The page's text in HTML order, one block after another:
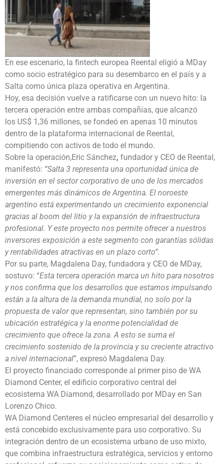
En ese escenario, la fintech europea Reental eligió a MDay
como socio estratégico para su desembarco en el país y a
Salta como única plaza operativa en Argentina.
Hoy, esa decisión vuelve a ratificarse con un nuevo hito: la
tercera operación entre ambas compañías, que alcanzó
los US$ 1,36 millones, se fondeó en apenas 10 minutos
dentro de la plataforma internacional de Reental,
compitiendo con activos de todo el mundo.
Sobre la operación,Eric Sánchez, fundador y CEO de Reental,
manifestó: “Salta 3 representa una oportunidad única de
inversión en el sector corporativo de uno de los mercados
emergentes más dinámicos de Argentina. El noroeste
argentino está experimentando un crecimiento exponencial
gracias al boom del litio y la expansión de infraestructura
profesional. Y este proyecto nos permite ofrecer a nuestros
inversores exposición a este segmento con garantías sólidas
y rentabilidades atractivas en un plazo corto”.
Por su parte, Magdalena Day, fundadora y CEO de MDay,
sostuvo: “Esta tercera operación marca un hito para nosotros
y nos confirma que los desarrollos que estamos impulsando
están a la altura de la demanda mundial, no solo por la
propuesta de valor que representan, sino también por su
ubicación estratégica y la enorme potencialidad de
crecimiento que ofrece la zona. A esto se suma el
crecimiento sostenido de la provincia y su creciente atractivo
a nivel internacional”, expresó Magdalena Day.
El proyecto financiado corresponde al primer piso de WA
Diamond Center, el edificio corporativo central del
ecosistema WA Diamond, desarrollado por MDay en San
Lorenzo Chico.
WA Diamond Centeres el núcleo empresarial del desarrollo y
está concebido exclusivamente para uso corporativo. Su
integración dentro de un ecosistema urbano de uso mixto,
que combina infraestructura estratégica, servicios y entorno